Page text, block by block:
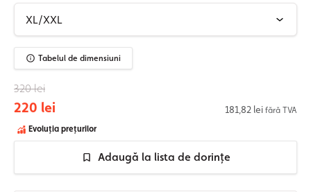
Tabelul de dimensiuni
320 lei
220 lei 181,82 lei fără TVA
Evoluția prețurilor
Adaugă la lista de dorințe